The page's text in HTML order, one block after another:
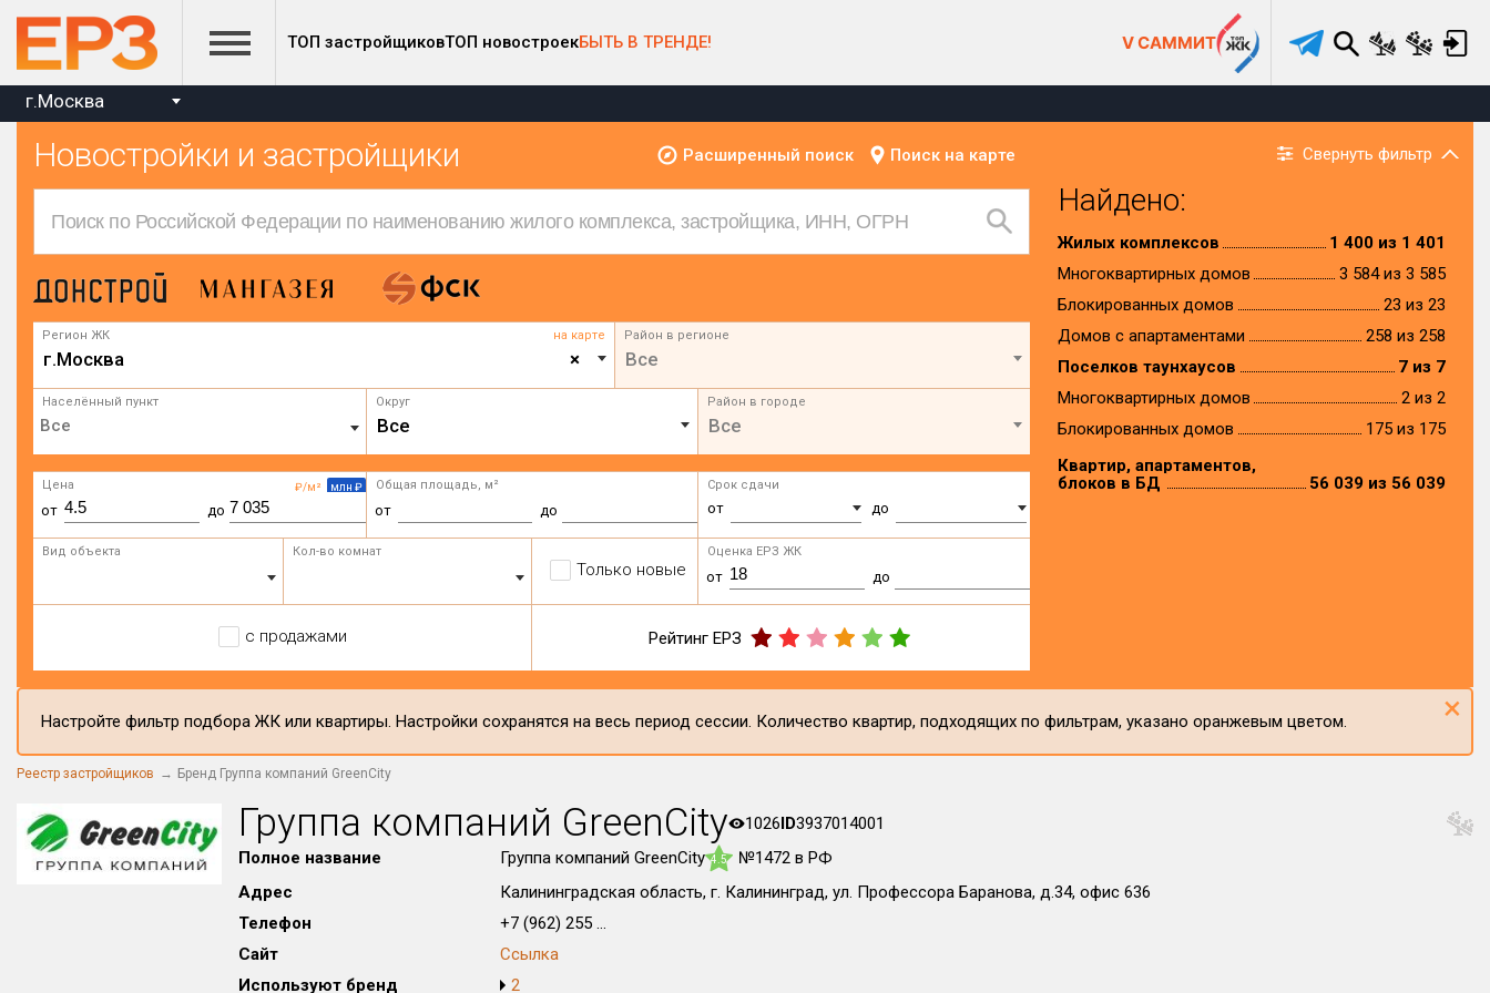
ТОП застройщиковТОП новостроекБЫТЬ В ТРЕНДЕ! V САММИТ
г.Москва
Новостройки и застройщики Расширенный поиск Поиск на карте Свернуть фильтр
Регион ЖК на карте
×
г.Москва
Район в регионе
Все
Населённый пункт Округ
Все
Район в городе
Все
₽/м² млн ₽
Цена
от до
Общая площадь, м²
от до
Срок сдачи
от до
Вид объекта Кол-во комнат
Только новые
Оценка ЕРЗ ЖК
от до
с продажами Рейтинг ЕРЗ
Найдено:
Жилых комплексов
1 400 из 1 401
Многоквартирных домов
3 584 из 3 585
Блокированных домов
23 из 23
Домов с апартаментами
258 из 258
Поселков таунхаусов
7 из 7
Многоквартирных домов
2 из 2
Блокированных домов
175 из 175
Квартир, апартаментов,
блоков в БД
56 039 из 56 039
Настройте фильтр подбора ЖК или квартиры. Настройки сохранятся на весь период сессии. Количество квартир, подходящих по фильтрам, указано оранжевым цветом. ×
Реестр застройщиков Бренд Группа компаний GreenCity
Группа компаний GreenCity 1026ID3937014001
Полное название
Группа компаний GreenCity 4.5
№1472 в РФ
Адрес
Калининградская область, г. Калининград, ул. Профессора Баранова, д.34, офис 636
Телефон
+7 (962) 255 ...
Сайт
Ссылка
Используют бренд
2